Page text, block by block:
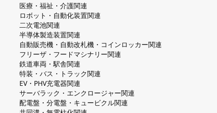
医療・福祉・介護関連
ロボット・自動化装置関連
二次電池関連
半導体製造装置関連
自動販売機・自動改札機・コインロッカー関連
フリーザ・フードマシナリー関連
鉄道車両・駅舎関連
特装・バス・トラック関連
EV・PHV充電器関連
サーバラック・エンクロージャー関連
配電盤・分電盤・キュービクル関連